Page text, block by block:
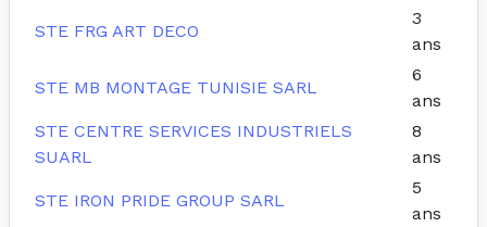
STE FRG ART DECO
3
ans
STE MB MONTAGE TUNISIE SARL
6
ans
STE CENTRE SERVICES INDUSTRIELS
SUARL
8
ans
STE IRON PRIDE GROUP SARL
5
ans